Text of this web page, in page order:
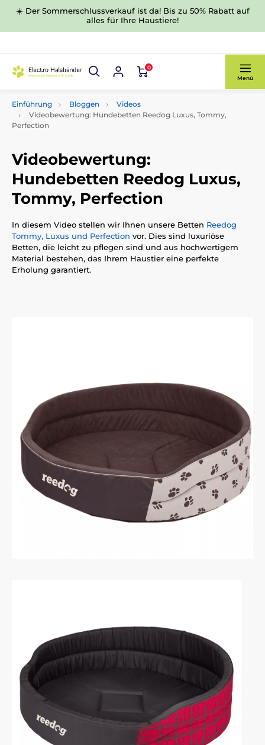
☀️ Der Sommerschlussverkauf ist da! Bis zu 50% Rabatt auf
alles für Ihre Haustiere!
0
Menü
Einführung Bloggen
Videos
Videobewertung: Hundebetten Reedog Luxus, Tommy,
Perfection
Videobewertung:
Hundebetten Reedog Luxus,
Tommy, Perfection
In diesem Video stellen wir Ihnen unsere Betten Reedog
Tommy, Luxus und Perfection vor. Dies sind luxuriöse
Betten, die leicht zu pflegen sind und aus hochwertigem
Material bestehen, das Ihrem Haustier eine perfekte
Erholung garantiert.